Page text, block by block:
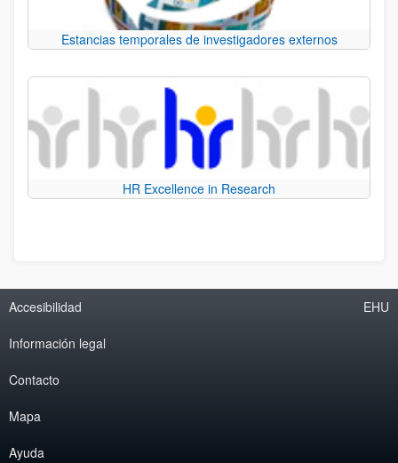
Estancias temporales de investigadores externos
HR Excellence in Research
Accesibilidad
Información legal
Contacto
Mapa
Ayuda
EHU